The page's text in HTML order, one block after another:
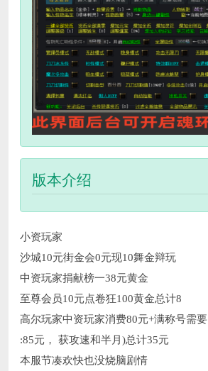
版本介绍
小资玩家
沙城10元街金会0元现10舞金辩玩
中资玩家捐献榜一38元黄金
至尊会员10元点卷狂100黄金总计8
高尔玩家中资玩家消费80元+满称号需要
:85元， 获攻速和半月)总计35元
本服节凑欢快也没烧脑剧情